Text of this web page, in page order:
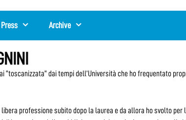
Press Archive
“toscanizzata” dai tempi dell’Università che ho frequentato
professione subito dopo la laurea e da allora ho svolto